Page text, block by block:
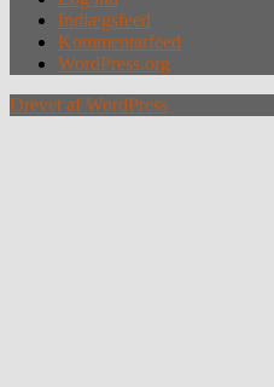
Indlægsfeed
Kommentarfeed
WordPress.org
Drevet af WordPress